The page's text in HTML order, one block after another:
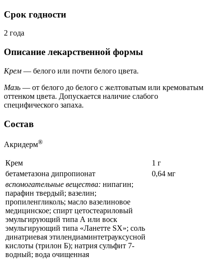
Срок годности
2 года
Описание лекарственной формы
Крем — белого или почти белого цвета.
Мазь — от белого до белого с желтоватым или кремоватым
оттенком цвета. Допускается наличие слабого
специфического запаха.
Состав
Акридерм®
Крем
1 г
бетаметазона дипропионат
0,64 мг
вспомогательные вещества: нипагин;
парафин твердый; вазелин;
пропиленгликоль; масло вазелиновое
медицинское; спирт цетостеариловый
эмульгирующий типа А или воск
эмульгирующий типа «Ланетте SX»; соль
динатриевая этилендиаминтетрауксусной
кислоты (трилон Б); натрия сульфит 7-
водный; вода очищенная